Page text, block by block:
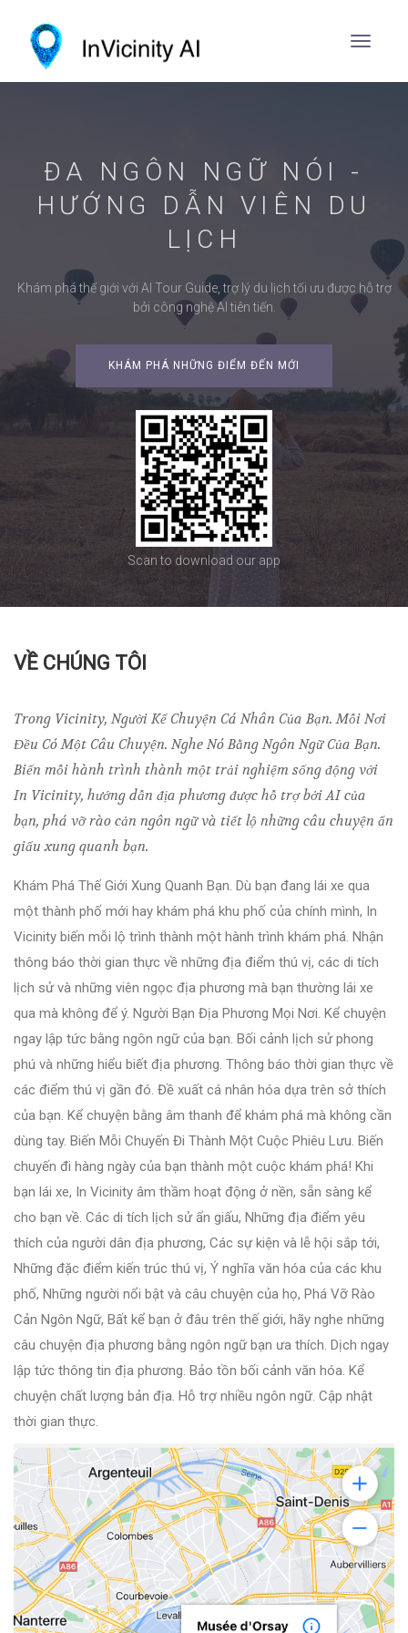
ĐA NGÔN NGỮ NÓI -
HƯỚNG DẪN VIÊN DU
LỊCH
Khám phá thế giới với AI Tour Guide, trợ lý du lịch tối ưu được hỗ trợ
bởi công nghệ AI tiên tiến.
KHÁM PHÁ NHỮNG ĐIỂM ĐẾN MỚI
Scan to download our app
VỀ CHÚNG TÔI
Trong Vicinity, Người Kể Chuyện Cá Nhân Của Bạn. Mỗi Nơi
Đều Có Một Câu Chuyện. Nghe Nó Bằng Ngôn Ngữ Của Bạn.
Biến mỗi hành trình thành một trải nghiệm sống động với
In Vicinity, hướng dẫn địa phương được hỗ trợ bởi AI của
bạn, phá vỡ rào cản ngôn ngữ và tiết lộ những câu chuyện ẩn
giấu xung quanh bạn.
Khám Phá Thế Giới Xung Quanh Bạn. Dù bạn đang lái xe qua
một thành phố mới hay khám phá khu phố của chính mình, In
Vicinity biến mỗi lộ trình thành một hành trình khám phá. Nhận
thông báo thời gian thực về những địa điểm thú vị, các di tích
lịch sử và những viên ngọc địa phương mà bạn thường lái xe
qua mà không để ý. Người Bạn Địa Phương Mọi Nơi. Kể chuyện
ngay lập tức bằng ngôn ngữ của bạn. Bối cảnh lịch sử phong
phú và những hiểu biết địa phương. Thông báo thời gian thực về
các điểm thú vị gần đó. Đề xuất cá nhân hóa dựa trên sở thích
của bạn. Kể chuyện bằng âm thanh để khám phá mà không cần
dùng tay. Biến Mỗi Chuyến Đi Thành Một Cuộc Phiêu Lưu. Biến
chuyến đi hàng ngày của bạn thành một cuộc khám phá! Khi
bạn lái xe, In Vicinity âm thầm hoạt động ở nền, sẵn sàng kể
cho bạn về. Các di tích lịch sử ẩn giấu, Những địa điểm yêu
thích của người dân địa phương, Các sự kiện và lễ hội sắp tới,
Những đặc điểm kiến trúc thú vị, Ý nghĩa văn hóa của các khu
phố, Những người nổi bật và câu chuyện của họ, Phá Vỡ Rào
Cản Ngôn Ngữ, Bất kể bạn ở đâu trên thế giới, hãy nghe những
câu chuyện địa phương bằng ngôn ngữ bạn ưa thích. Dịch ngay
lập tức thông tin địa phương. Bảo tồn bối cảnh văn hóa. Kể
chuyện chất lượng bản địa. Hỗ trợ nhiều ngôn ngữ. Cập nhật
thời gian thực.